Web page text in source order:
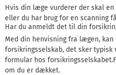
Hvis din læge vurderer der skal
eller du har brug for en scanning
Har du anmeldt det til din
Med din henvisning fra lægen,
forsikringsselskab, det sker
formular hos
om du er dækket.